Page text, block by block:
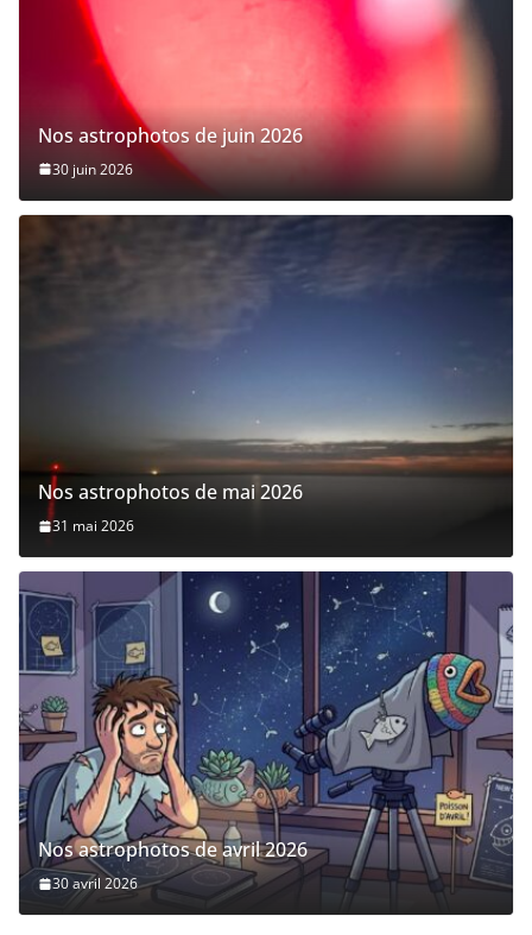
Nos astrophotos de juin 2026
30 juin 2026
Nos astrophotos de mai 2026
31 mai 2026
Nos astrophotos de avril 2026
30 avril 2026